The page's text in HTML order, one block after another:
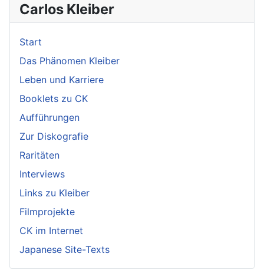
Carlos Kleiber
Start
Das Phänomen Kleiber
Leben und Karriere
Booklets zu CK
Aufführungen
Zur Diskografie
Raritäten
Interviews
Links zu Kleiber
Filmprojekte
CK im Internet
Japanese Site-Texts